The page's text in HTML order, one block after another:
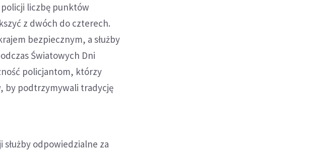
liczbę punktów
z dwóch do czterech.
bezpiecznym, a służby
Światowych Dni
policjantom, którzy
by podtrzymywali tradycję
służby odpowiedzialne za